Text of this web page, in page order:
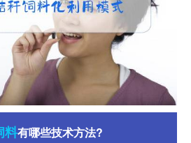
料有哪些技术方法?